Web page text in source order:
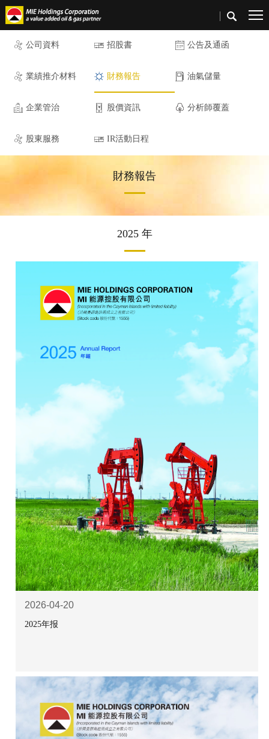
公司資料 招股書 公告及通函
業績推介材料 財務報告 油氣儲量
企業管治 股價資訊 分析師覆蓋
股東服務 IR活動日程
財務報告
2025 年
2026-04-20
2025年报